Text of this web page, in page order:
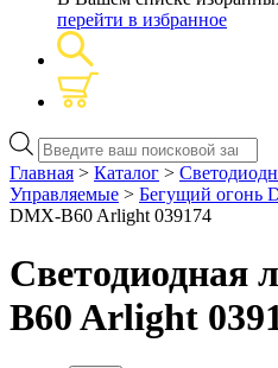
перейти в избранное
Поиск
товаров
Главная > Каталог >
Управляемые > Бегущий огонь
DMX-B60 Arlight 039174
Светодиодная
B60 Arlight